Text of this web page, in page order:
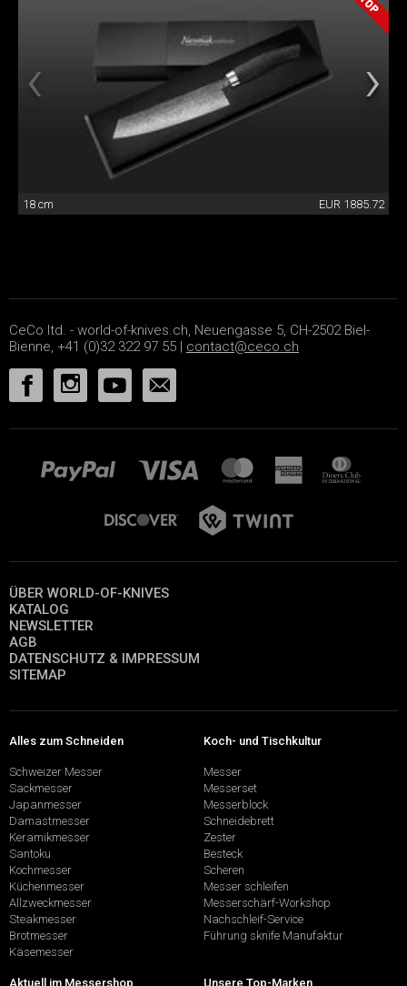
18 cm EUR 1885.72
CeCo ltd. - world-of-knives.ch, Neuengasse 5, CH-2502 Biel-
Bienne, +41 (0)32 322 97 55 | contact@ceco.ch
ÜBER WORLD-OF-KNIVES
KATALOG
NEWSLETTER
AGB
DATENSCHUTZ & IMPRESSUM
SITEMAP
Alles zum Schneiden
Schweizer Messer
Sackmesser
Japanmesser
Damastmesser
Keramikmesser
Santoku
Kochmesser
Küchenmesser
Allzweckmesser
Steakmesser
Brotmesser
Käsemesser
Koch- und Tischkultur
Messer
Messerset
Messerblock
Schneidebrett
Zester
Besteck
Scheren
Messer schleifen
Messerschärf-Workshop
Nachschleif-Service
Führung sknife Manufaktur
Aktuell im Messershop Unsere Top-Marken